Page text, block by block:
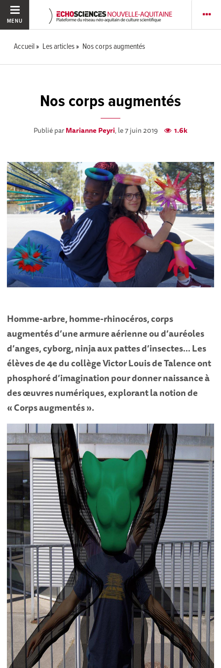
MENU
Accueil Les articles Nos corps augmentés
Nos corps augmentés
Publié parMarianne Peyri, le 7 juin 2019 1.6k
Homme-arbre, homme-rhinocéros, corps
augmentés d’une armure aérienne ou d’auréoles
d’anges, cyborg, ninja aux pattes d’insectes… Les
élèves de 4e du collège Victor Louis de Talence ont
phosphoré d’imagination pour donner naissance à
des œuvres numériques, explorant la notion de
« Corps augmentés ».